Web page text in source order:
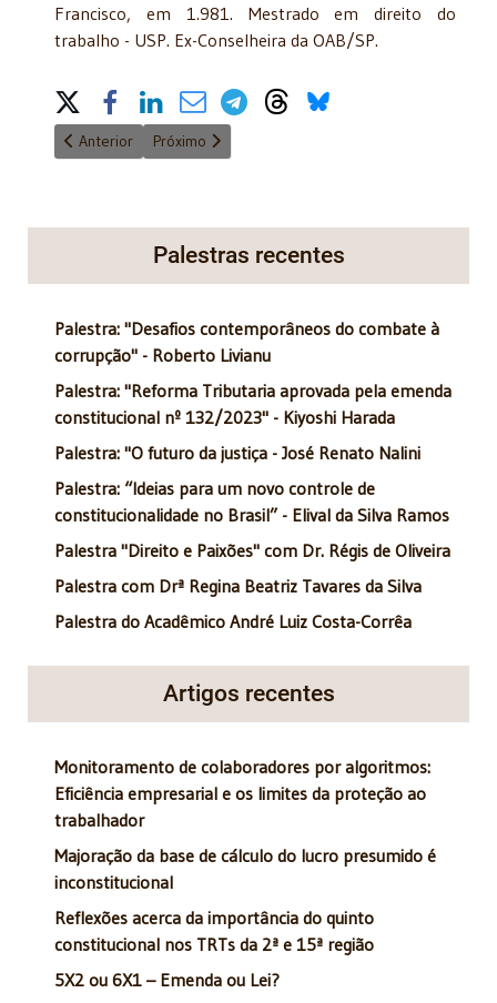
Francisco, em 1.981. Mestrado em direito do
trabalho - USP. Ex-Conselheira da OAB/SP.
Share on Social Media
Artigo anterior: Refletindo sobre a Venezuela
Anterior Próximo artigo: Brasil que temos para hoje
Próximo
Palestras recentes
Palestra: "Desafios contemporâneos do combate à
corrupção" - Roberto Livianu
Palestra: "Reforma Tributaria aprovada pela emenda
constitucional nº 132/2023" - Kiyoshi Harada
Palestra: "O futuro da justiça - José Renato Nalini
Palestra: “Ideias para um novo controle de
constitucionalidade no Brasil” - Elival da Silva Ramos
Palestra "Direito e Paixões" com Dr. Régis de Oliveira
Palestra com Drª Regina Beatriz Tavares da Silva
Palestra do Acadêmico André Luiz Costa-Corrêa
Artigos recentes
Monitoramento de colaboradores por algoritmos:
Eficiência empresarial e os limites da proteção ao
trabalhador
Majoração da base de cálculo do lucro presumido é
inconstitucional
Reflexões acerca da importância do quinto
constitucional nos TRTs da 2ª e 15ª região
5X2 ou 6X1 – Emenda ou Lei?